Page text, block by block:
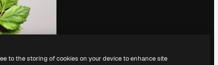
to the storing of cookies on your device to enhance site